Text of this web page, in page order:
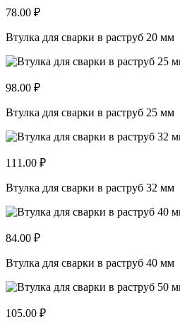
78.00 ₽
Втулка для сварки в раструб 20 мм
98.00 ₽
Втулка для сварки в раструб 25 мм
111.00 ₽
Втулка для сварки в раструб 32 мм
84.00 ₽
Втулка для сварки в раструб 40 мм
105.00 ₽